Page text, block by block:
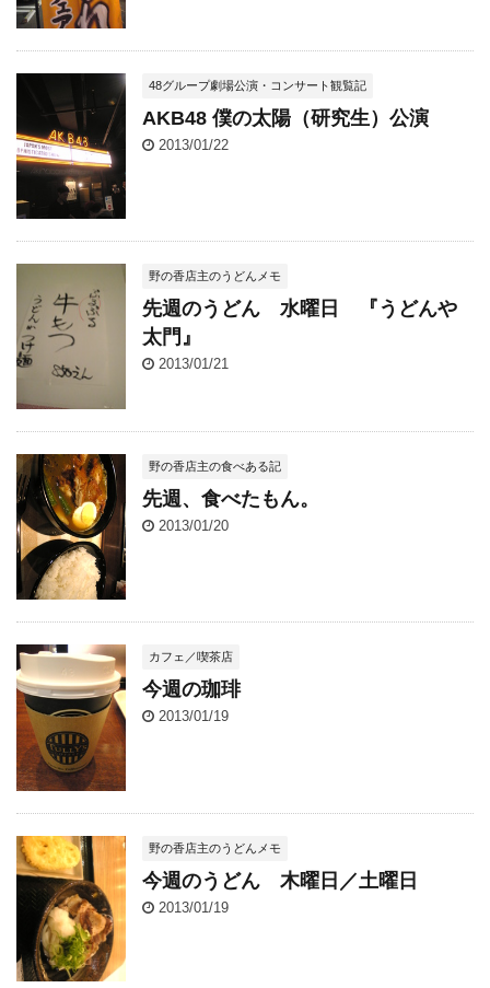
48グループ劇場公演・コンサート観覧記
AKB48 僕の太陽（研究生）公演
2013/01/22
野の香店主のうどんメモ
先週のうどん 水曜日 『うどんや
太門』
2013/01/21
野の香店主の食べある記
先週、食べたもん。
2013/01/20
カフェ／喫茶店
今週の珈琲
2013/01/19
野の香店主のうどんメモ
今週のうどん 木曜日／土曜日
2013/01/19